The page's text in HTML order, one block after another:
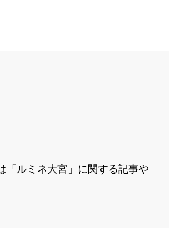
「ルミネ大宮」に関する記事や